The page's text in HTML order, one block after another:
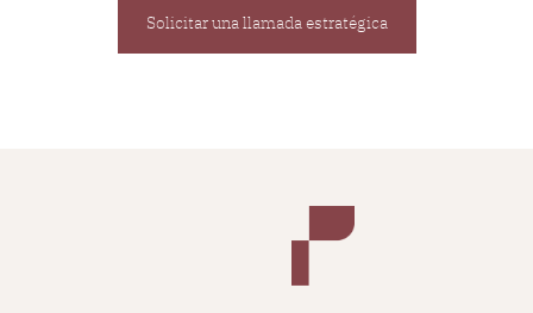
Solicitar una llamada estratégica